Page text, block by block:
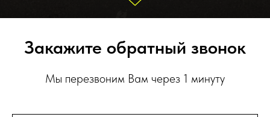
Закажите обратный звонок
Мы перезвоним Вам через 1 минуту